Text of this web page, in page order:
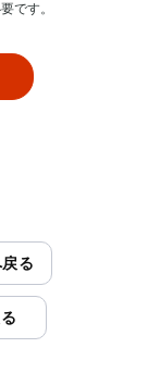
です。
る